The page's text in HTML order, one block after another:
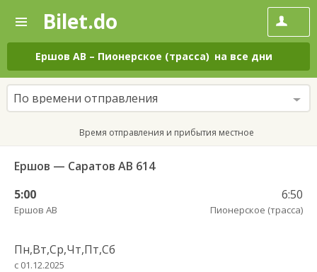
—
Поиск
и
покупка
билетов
на
автобус
онлайн
Bilet.do
Ершов АВ – Пионерское (трасса) на все дни
По времени отправления
Время отправления и прибытия местное
Ершов — Саратов АВ 614
5:00
Ершов АВ
6:50
Пионерское (трасса)
Пн,Вт,Ср,Чт,Пт,Сб
с 01.12.2025